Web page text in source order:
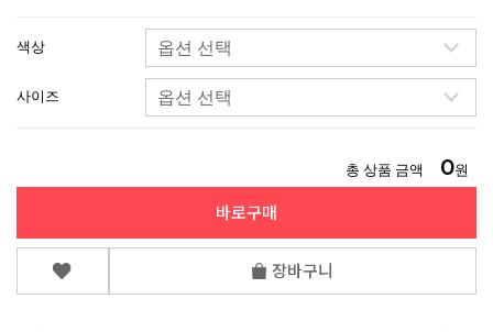
색상
사이즈
총 상품 금액 0원
바로구매
장바구니